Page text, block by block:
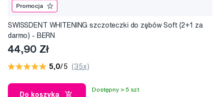
Promocja
SWISSDENT WHITENING szczoteczki do zębów Soft (2+1 za
darmo) - BERN
44,90 Zł
5,0/5 (35x)
Do koszyka
Dostępny > 5 szt